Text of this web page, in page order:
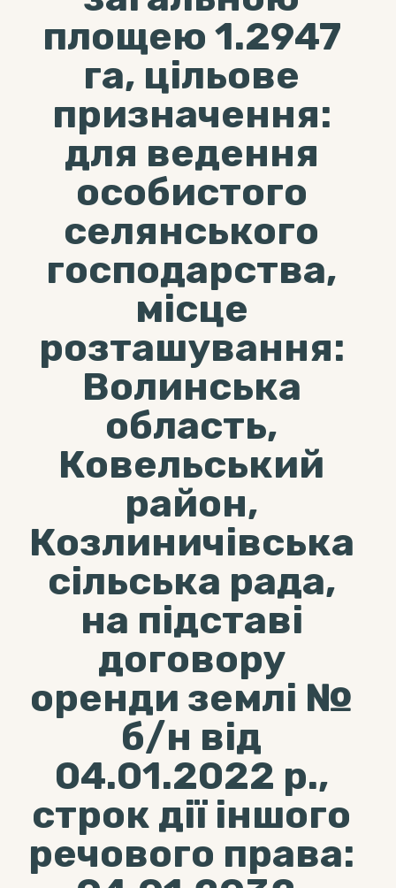
площею 1.2947
га, цільове
призначення:
для ведення
особистого
селянського
господарства,
місце
розташування:
Волинська
область,
Ковельський
район,
Козлиничівська
сільська рада,
на підставі
договору
оренди землі №
б/н від
04.01.2022 р.,
строк дії іншого
речового права: